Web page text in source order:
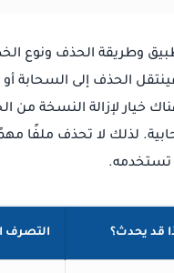
وطريقة الحذف ونوع
الحذف إلى السحابة أو
خيار لإزالة النسخة من
لذلك لا تحذف ملفًا
تستخدمه.
قد يحدث؟ التصرف